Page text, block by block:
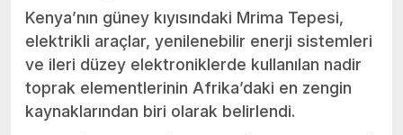
Kenya’nın güney kıyısındaki Mrima Tepesi,
elektrikli araçlar, yenilenebilir enerji sistemleri
ve ileri düzey elektroniklerde kullanılan nadir
toprak elementlerinin Afrika’daki en zengin
kaynaklarından biri olarak belirlendi.